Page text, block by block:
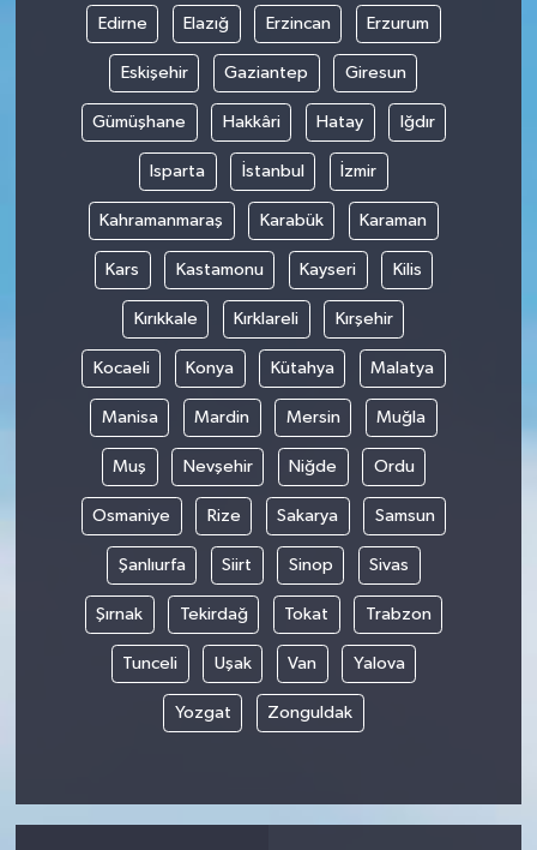
Edirne Elazığ Erzincan Erzurum
Eskişehir Gaziantep Giresun
Gümüşhane Hakkâri Hatay Iğdır
Isparta İstanbul İzmir
Kahramanmaraş Karabük Karaman
Kars Kastamonu Kayseri Kilis
Kırıkkale Kırklareli Kırşehir
Kocaeli Konya Kütahya Malatya
Manisa Mardin Mersin Muğla
Muş Nevşehir Niğde Ordu
Osmaniye Rize Sakarya Samsun
Şanlıurfa Siirt Sinop Sivas
Şırnak Tekirdağ Tokat Trabzon
Tunceli Uşak Van Yalova
Yozgat Zonguldak